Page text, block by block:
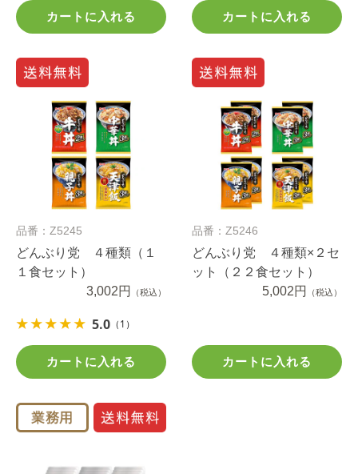
カートに入れる カートに入れる
品番：Z5245
どんぶり党 ４種類（１
１食セット）
3,002円
（税込）
5.0 （1）
カートに入れる
品番：Z5246
どんぶり党 ４種類×２セ
ット（２２食セット）
5,002円
（税込）
カートに入れる